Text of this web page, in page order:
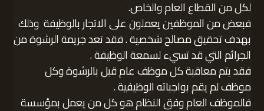
لكل من القطاع العام والخاص.
فبعض من الموظفين يعملون على الاتجار بالوظيفة وذلك
بهدف تحقيق مصالح شخصية . فقد تعد جريمة الرشوة من
الجرائم التي قد تسيء لسمعة الوظيفة .
فقد يتم معاقبة كل موظف عام قبل بالرشوة وكل
موظف لم يقم بواجباته الوظيفية .
فالموظف العام وفق النظام هو كل من يعمل بمؤسسة